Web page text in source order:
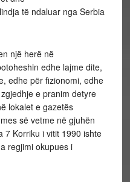
të ndaluar nga Serbia
një herë në
edhe lajme dite,
edhe për fizionomi, edhe
e pranim detyre
lokalet e gazetës
së vetme në gjuhën
7 Korriku i vitit 1990 ishte
regjimi okupues i